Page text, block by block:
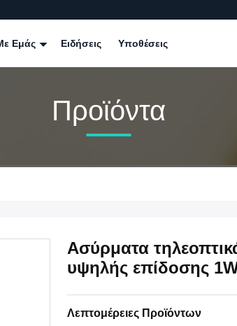
Εμάς Ειδήσεις Υποθέσεις
Προϊόντα
Ασύρματα
υψηλής επίδοσης
Λεπτομέρειες Προϊόντων